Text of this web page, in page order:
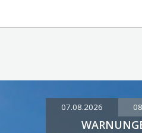
07.08.2026